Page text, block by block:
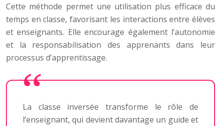
Cette méthode permet une utilisation plus efficace du
temps en classe, favorisant les interactions entre élèves
et enseignants. Elle encourage également l’autonomie
et la responsabilisation des apprenants dans leur
processus d’apprentissage.
La classe inversée transforme le rôle de
l’enseignant, qui devient davantage un guide et